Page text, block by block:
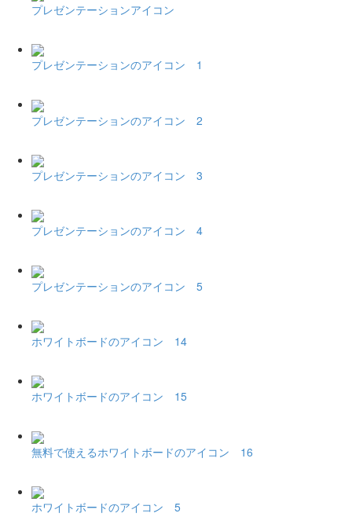
プレゼンテーションアイコン
プレゼンテーションのアイコン 1
プレゼンテーションのアイコン 2
プレゼンテーションのアイコン 3
プレゼンテーションのアイコン 4
プレゼンテーションのアイコン 5
ホワイトボードのアイコン 14
ホワイトボードのアイコン 15
無料で使えるホワイトボードのアイコン 16
ホワイトボードのアイコン 5